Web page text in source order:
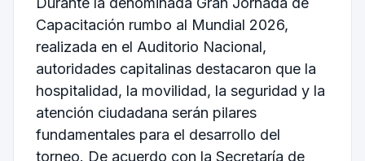
Capacitación rumbo al Mundial 2026,
realizada en el Auditorio Nacional,
autoridades capitalinas destacaron que la
hospitalidad, la movilidad, la seguridad y la
atención ciudadana serán pilares
fundamentales para el desarrollo del
torneo. De acuerdo con la Secretaría de